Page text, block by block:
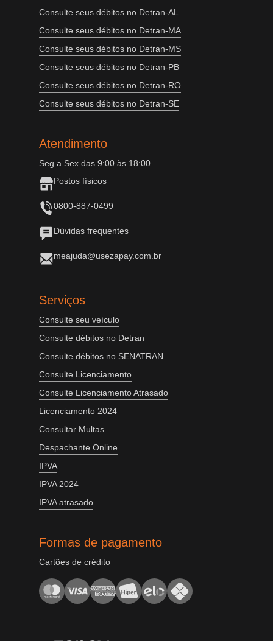
Consulte seus débitos no Detran-AL
Consulte seus débitos no Detran-MA
Consulte seus débitos no Detran-MS
Consulte seus débitos no Detran-PB
Consulte seus débitos no Detran-RO
Consulte seus débitos no Detran-SE
Atendimento
Seg a Sex das 9:00 às 18:00
Postos físicos
0800-887-0499
Dúvidas frequentes
meajuda@usezapay.com.br
Serviços
Consulte seu veículo
Consulte débitos no Detran
Consulte débitos no SENATRAN
Consulte Licenciamento
Consulte Licenciamento Atrasado
Licenciamento 2024
Consultar Multas
Despachante Online
IPVA
IPVA 2024
IPVA atrasado
Formas de pagamento
Cartões de crédito